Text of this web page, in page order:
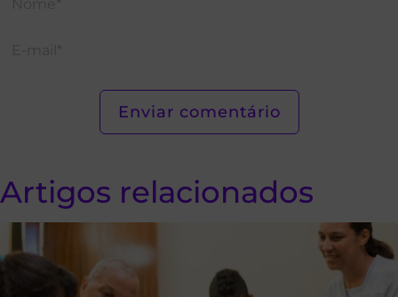
Artigos relacionados